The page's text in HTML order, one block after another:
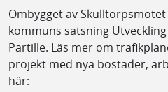
Ombygget av
kommuns satsning
Partille. Läs mer om
projekt med nya bostäder,
här: